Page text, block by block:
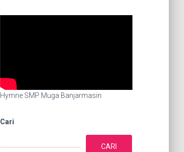
Hymne SMP Muga Banjarmasin
Cari
CARI